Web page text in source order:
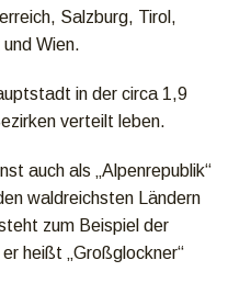
Salzburg, Tirol,
Wien.
in der circa 1,9
verteilt leben.
auch als „Alpenrepublik“
waldreichsten Ländern
zum Beispiel der
heißt „Großglockner“